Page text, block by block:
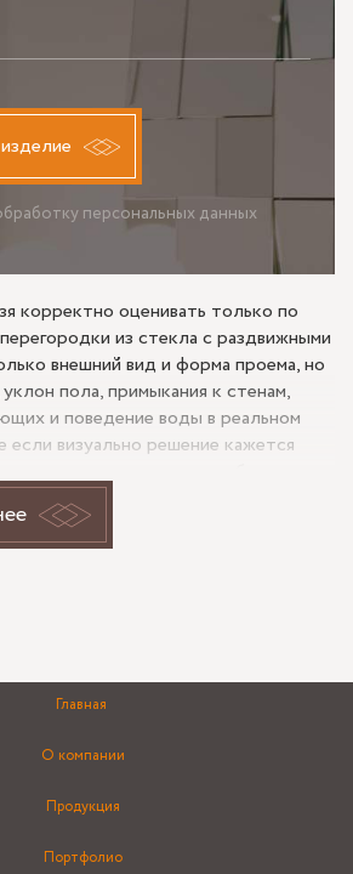
персональных данных
НЕ ПРИНИМАЮ
корректно оценивать только по
из стекла с раздвижными
внешний вид и форма проема, но
пола, примыкания к стенам,
и поведение воды в реальном
если визуально решение кажется
от точности замера, готовности
ли подгонять систему под уже
часто возникает не в стекле, а в
ровно уложена плитка, нет ли
ли смеситель, полотенцесушитель
Главная
О компании
Продукция
Портфолио